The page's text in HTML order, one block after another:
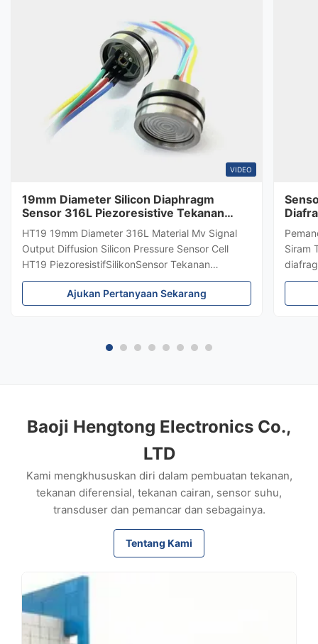
VIDEO
19mm Diameter Silicon Diaphragm
Sensor 316L Piezoresistive Tekanan
Sensor
HT19 19mm Diameter 316L Material Mv Signal
Output Diffusion Silicon Pressure Sensor Cell
HT19 PiezoresistifSilikonSensor Tekanan
Pengenalan sensor tekanan silikon 15mm: HT19
piezoresistive silicon pressure sensor, komponen
Ajukan Pertanyaan Sekarang
Siram
Baoji Hengtong Electronics Co.,
LTD
Kami mengkhususkan diri dalam pembuatan tekanan,
tekanan diferensial, tekanan cairan, sensor suhu,
transduser dan pemancar dan sebagainya.
Tentang Kami